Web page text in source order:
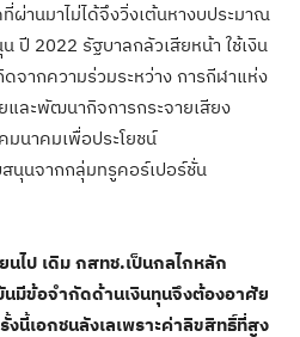
ผ่านมาไม่ได้จึงวิ่งเต้นหางบประมาณ
ปี 2022 รัฐบาลกลัวเสียหน้า ใช้เงิน
จากความร่วมระหว่าง การกีฬาแห่ง
และพัฒนากิจการกระจายเสียง
มนาคมเพื่อประโยชน์
นุนจากกลุ่มทรูคอร์เปอร์ชั่น
ไป เดิม กสทช.เป็นกลไกหลัก
มีข้อจำกัดด้านเงินทุนจึงต้องอาศัย
นี้เอกชนลังเลเพราะค่าลิขสิทธิ์ที่สูง